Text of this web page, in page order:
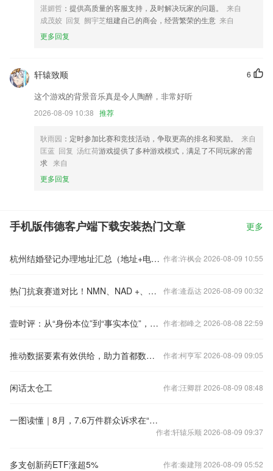
湛媚哲 ：提供高质量的客服支持，及时解决玩家的问题。
来自
成茂姣 回复 阙宇芝组建自己的商会，经营繁荣的生意 来自
更多回复
6
轩辕致顺
这个游戏的背景音乐真是令人陶醉，非常好听
2026-08-09 10:38 推荐
耿雨园 ：定时参加比赛和竞技活动，争取更高的排名和奖励。
来自
匡蓝 回复 汤红荷游戏提供了多种游戏模式，满足了不同玩家的需
求 来自
更多回复
手机版伟德客户端下载安装热门文章 更多
杭州结婚登记办理地址汇总（地址+电话） 作者:许枫会 2026-08-09 10:55
热门抗衰赛道对比！NMN、NAD +、干细胞谁更靠谱？ 作者:逄磊达 2026-08-09 00:32
壹时评：从“身份本位”到“事实本位”，超龄劳动者有了“护身符” 作者:都峰之 2026-08-08 22:59
推动数据要素有效供给，助力首都数字经济建设 作者:柯亨军 2026-08-09 09:05
闲话太仓工 作者:汪卿群 2026-08-09 08:48
一图读懂｜8月，7.6万件群众诉求在“领导留言板”上获回应
作者:轩辕乐顺 2026-08-09 09:37
多支创新药ETF涨超5% 作者:秦建翔 2026-08-09 05:52